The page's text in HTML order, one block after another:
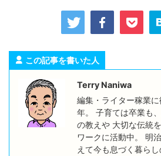
この記事を書いた人
Terry Naniwa
編集・ライター稼業
年。 子育ては卒業も
の教えや 大切な伝統
ワークに活動中。 明
えて今も息づく暮らし